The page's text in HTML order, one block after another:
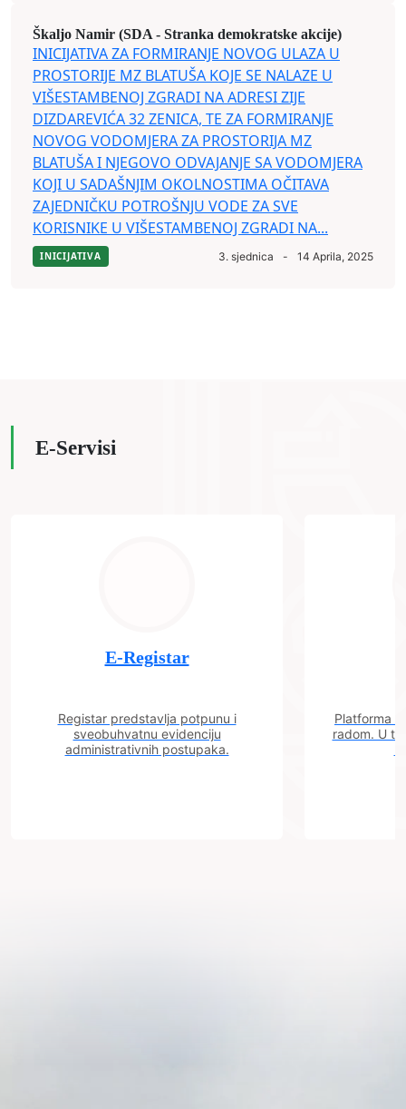
Škaljo Namir (SDA - Stranka demokratske akcije)
INICIJATIVA ZA FORMIRANJE NOVOG ULAZA U
PROSTORIJE MZ BLATUŠA KOJE SE NALAZE U
VIŠESTAMBENOJ ZGRADI NA ADRESI ZIJE
DIZDAREVIĆA 32 ZENICA, TE ZA FORMIRANJE
NOVOG VODOMJERA ZA PROSTORIJA MZ
BLATUŠA I NJEGOVO ODVAJANJE SA VODOMJERA
KOJI U SADAŠNJIM OKOLNOSTIMA OČITAVA
ZAJEDNIČKU POTROŠNJU VODE ZA SVE
KORISNIKE U VIŠESTAMBENOJ ZGRADI NA...
INICIJATIVA 3. sjednica - 14 Aprila, 2025
E-Servisi
E-Registar
Registar predstavlja potpunu i
sveobuhvatnu evidenciju
administrativnih postupaka.
Platforma
radom. U